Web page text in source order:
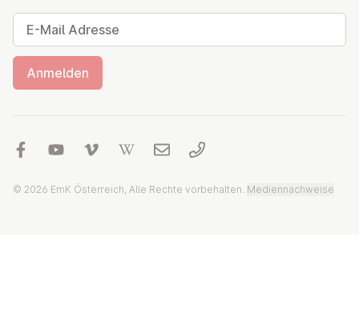
E-Mail Adresse
Anmelden
© 2026 EmK Österreich, Alle Rechte vorbehalten. Mediennachweise